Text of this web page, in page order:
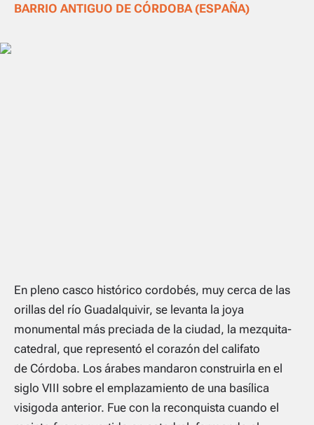
BARRIO ANTIGUO DE CÓRDOBA (ESPAÑA)
En pleno casco histórico cordobés, muy cerca de las
orillas del río Guadalquivir, se levanta la joya
monumental más preciada de la ciudad, la mezquita-
catedral, que representó el corazón del califato
de Córdoba. Los árabes mandaron construirla en el
siglo VIII sobre el emplazamiento de una basílica
visigoda anterior. Fue con la reconquista cuando el